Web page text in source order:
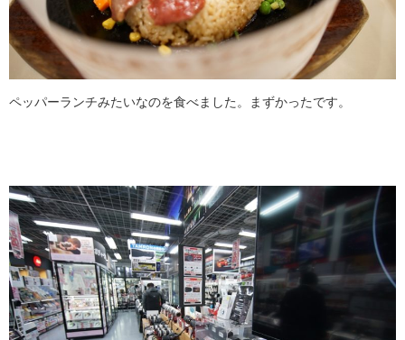
ペッパーランチみたいなのを食べました。まずかったです。